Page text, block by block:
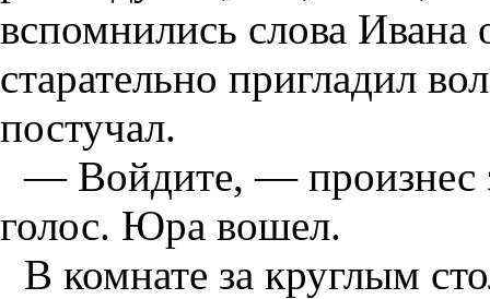
вспомнились слова
старательно пригладил
постучал.
— Войдите, — произнес
голос. Юра вошел.
В комнате за круглым